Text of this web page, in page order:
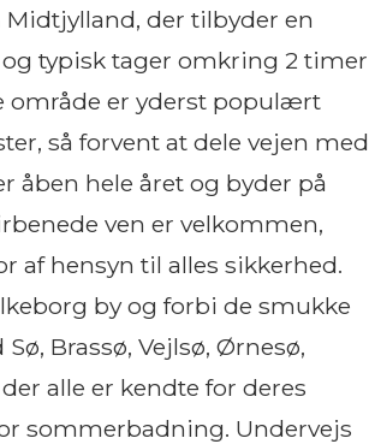
der tilbyder en
typisk tager omkring 2 timer
område er yderst populært
så forvent at dele vejen med
åben hele året og byder på
ven er velkommen,
af hensyn til alles sikkerhed.
by og forbi de smukke
Brassø, Vejlsø, Ørnesø,
alle er kendte for deres
sommerbadning. Undervejs